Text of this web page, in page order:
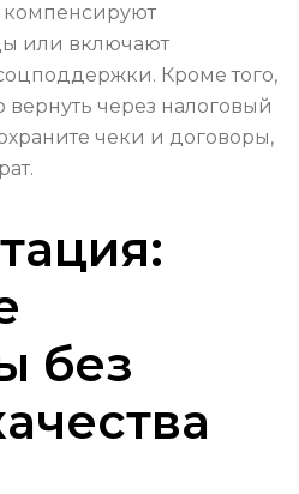
компенсируют
или включают
Кроме того,
вернуть через налоговый
чеки и договоры,
без